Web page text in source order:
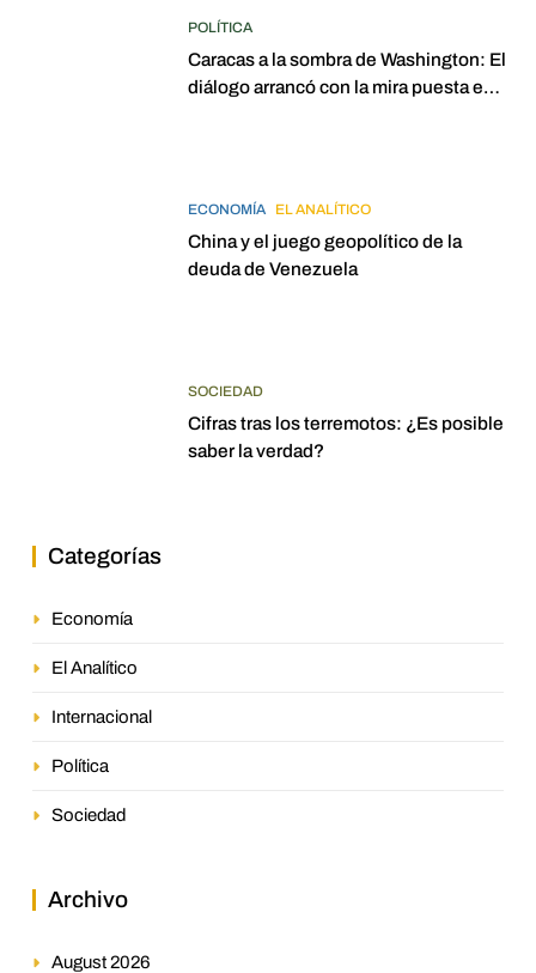
POLÍTICA
Caracas a la sombra de Washington: El
diálogo arrancó con la mira puesta en
ECONOMÍA EL ANALÍTICO
China y el juego geopolítico de la
deuda de Venezuela
SOCIEDAD
Cifras tras los terremotos: ¿Es posible
saber la verdad?
Categorías
Economía
El Analítico
Internacional
Política
Sociedad
Archivo
August 2026